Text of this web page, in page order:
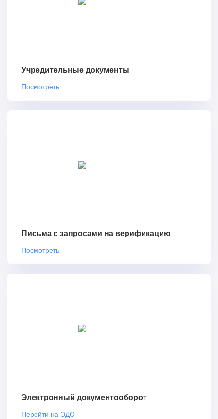
Учредительные документы
Посмотреть
Письма с запросами на верификацию
Посмотреть
Электронный документооборот
Перейти на ЭДО